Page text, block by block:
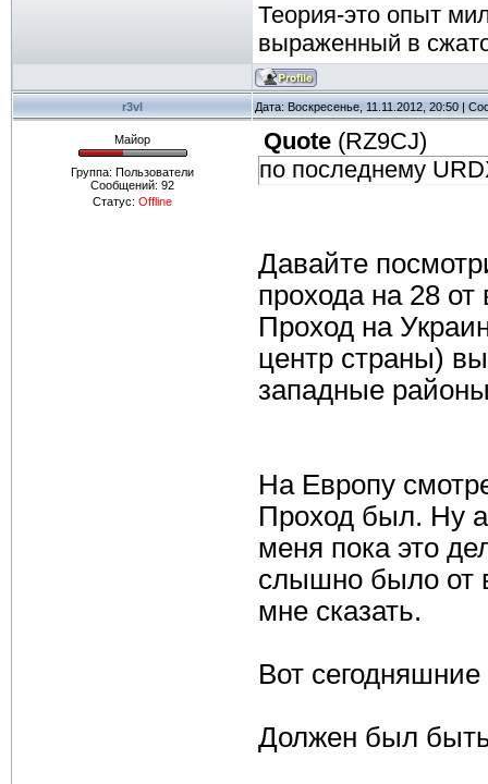
Теория-это опыт
выраженный в
r3vl Дата: Воскресенье, 11.11.2012, 20:50 |
Майор
Группа: Пользователи
Сообщений: 92
Статус: Offline
Quote (RZ9CJ)
по последнему
Давайте
прохода на 28
Проход на
центр страны)
западные
На Европу
Проход был. Ну
меня пока это
слышно было от
мне сказать.
Вот
Должен был